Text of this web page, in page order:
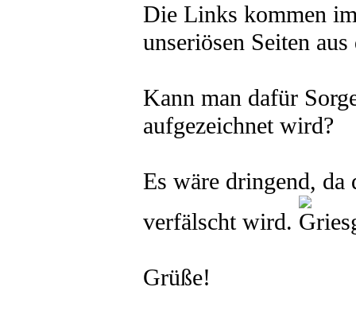
Die Links kommen
unseriösen Seiten
Kann man dafür
aufgezeichnet wird?
Es wäre dringend, da
verfälscht wird.
Grüße!